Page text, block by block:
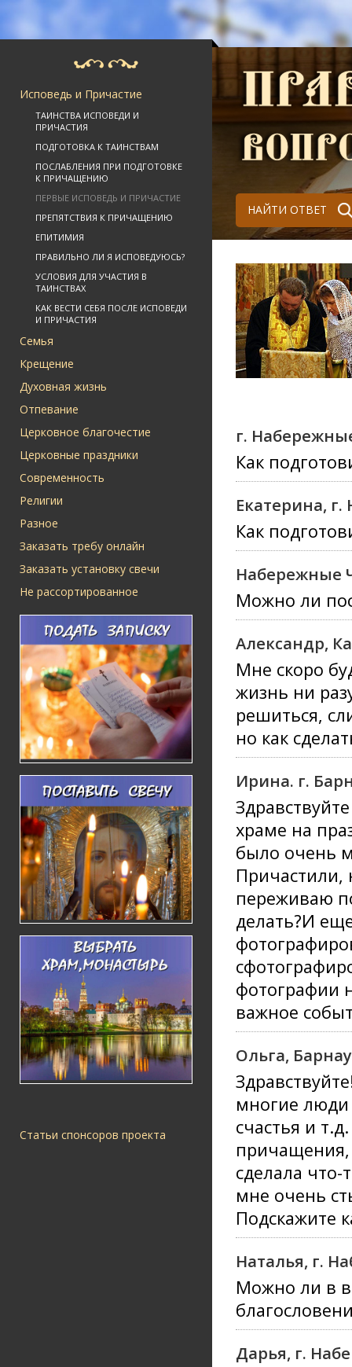
Исповедь и Причастие
ТАИНСТВА ИСПОВЕДИ И
ПРИЧАСТИЯ
ПОДГОТОВКА К ТАИНСТВАМ
ПОСЛАБЛЕНИЯ ПРИ ПОДГОТОВКЕ
К ПРИЧАЩЕНИЮ
ПЕРВЫЕ ИСПОВЕДЬ И ПРИЧАСТИЕ
ПРЕПЯТСТВИЯ К ПРИЧАЩЕНИЮ
ЕПИТИМИЯ
ПРАВИЛЬНО ЛИ Я ИСПОВЕДУЮСЬ?
УСЛОВИЯ ДЛЯ УЧАСТИЯ В
ТАИНСТВАХ
КАК ВЕСТИ СЕБЯ ПОСЛЕ ИСПОВЕДИ
И ПРИЧАСТИЯ
Семья
Крещение
Духовная жизнь
Отпевание
Церковное благочестие
Церковные праздники
Современность
Религии
Разное
Заказать требу онлайн
Заказать установку свечи
Не рассортированное
Статьи спонсоров проекта
НАЙТИ ОТВЕТ
г.
Как
Екатерина,
Как
Набережные
Можно ли
Александр,
Мне скоро
жизнь ни
решиться,
но как
Ирина. г.
храме на
было очень
Причастили,
переживаю
делать?И
фотографии
важное
Ольга,
многие люди
счастья и
причащения,
сделала что-
мне очень
Подскажите
Наталья, г.
Можно ли в
Дарья, г.